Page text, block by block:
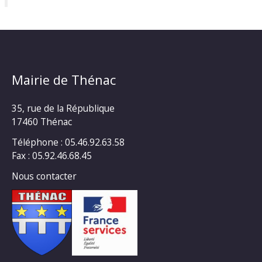
Mairie de Thénac
35, rue de la République
17460 Thénac
Téléphone : 05.46.92.63.58
Fax : 05.92.46.68.45
Nous contacter